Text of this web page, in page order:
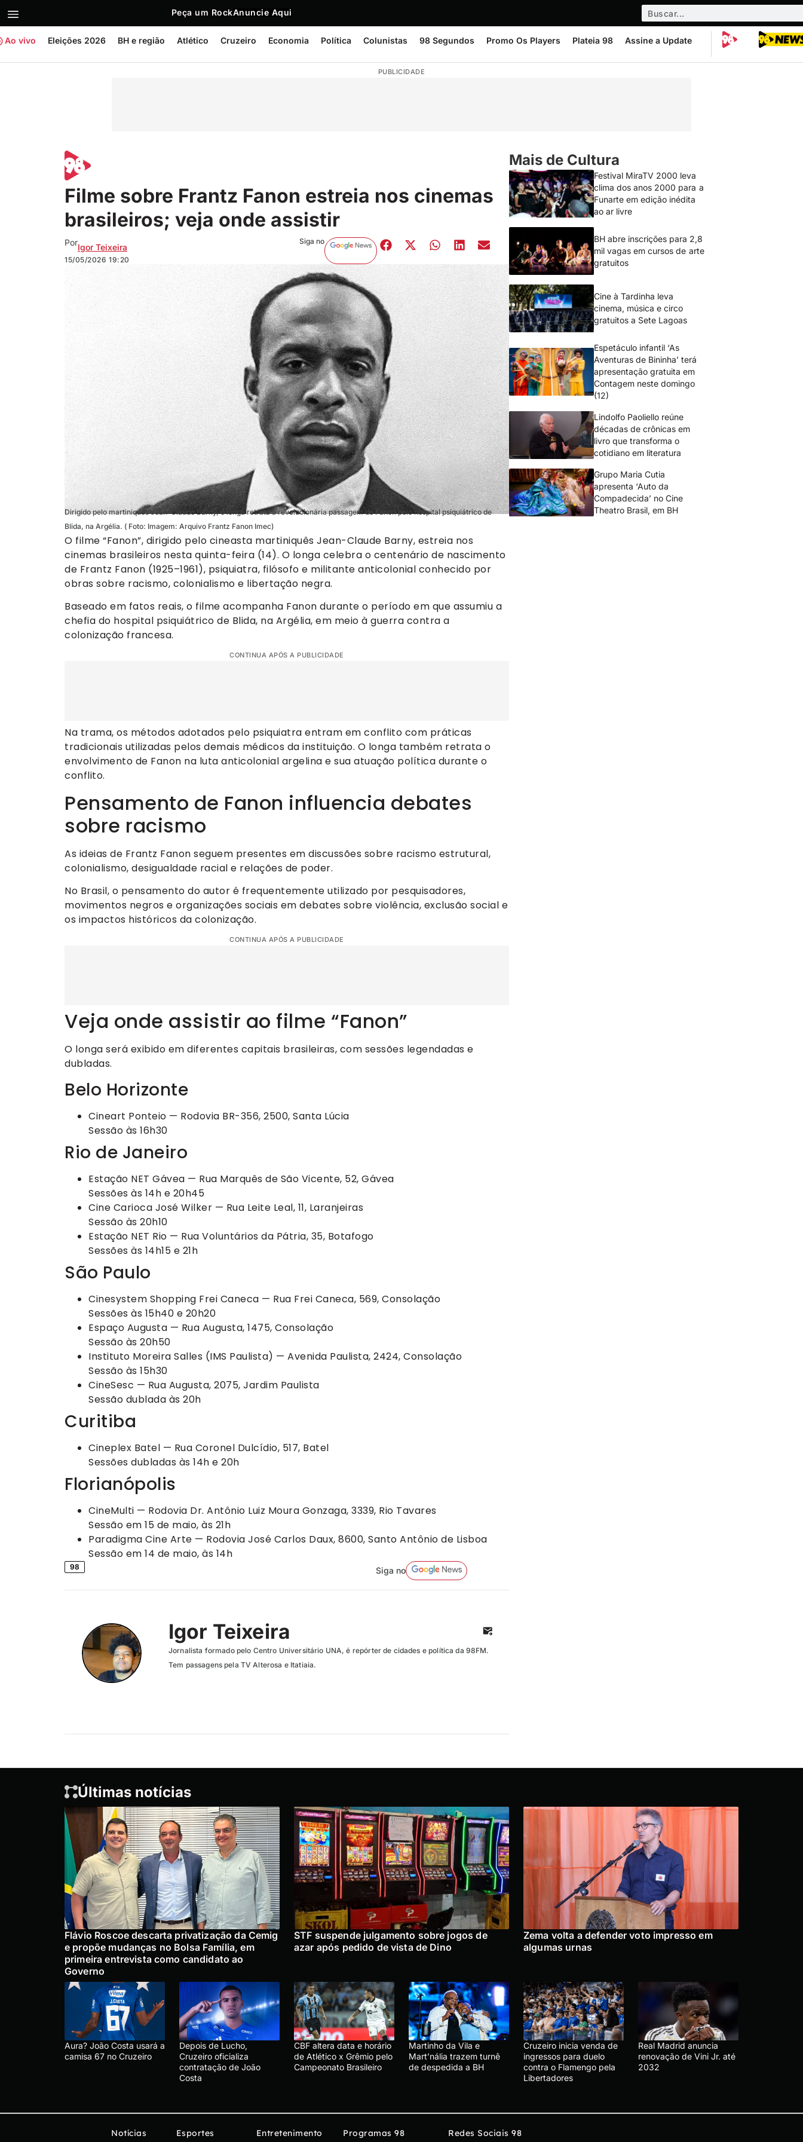
Peça um RockAnuncie Aqui
Ao vivo Eleições 2026 BH e região Atlético Cruzeiro Economia Política Colunistas 98 Segundos Promo Os Players Plateia 98 Assine a Update
PUBLICIDADE
Filme sobre Frantz Fanon estreia nos cinemas
brasileiros; veja onde assistir
PorIgor Teixeira
15/05/2026 19:20
Siga no
Dirigido pelo martiniquês Jean-Claude Barny, o longa retrata a revolucionária passagem de Fanon pelo hospital psiquiátrico de
Blida, na Argélia. ( Foto: Imagem: Arquivo Frantz Fanon Imec)
O filme “Fanon”, dirigido pelo cineasta martiniquês Jean-Claude Barny, estreia nos
cinemas brasileiros nesta quinta-feira (14). O longa celebra o centenário de nascimento
de Frantz Fanon (1925–1961), psiquiatra, filósofo e militante anticolonial conhecido por
obras sobre racismo, colonialismo e libertação negra.
Baseado em fatos reais, o filme acompanha Fanon durante o período em que assumiu a
chefia do hospital psiquiátrico de Blida, na Argélia, em meio à guerra contra a
colonização francesa.
CONTINUA APÓS A PUBLICIDADE
Na trama, os métodos adotados pelo psiquiatra entram em conflito com práticas
tradicionais utilizadas pelos demais médicos da instituição. O longa também retrata o
envolvimento de Fanon na luta anticolonial argelina e sua atuação política durante o
conflito.
Pensamento de Fanon influencia debates
sobre racismo
As ideias de Frantz Fanon seguem presentes em discussões sobre racismo estrutural,
colonialismo, desigualdade racial e relações de poder.
No Brasil, o pensamento do autor é frequentemente utilizado por pesquisadores,
movimentos negros e organizações sociais em debates sobre violência, exclusão social e
os impactos históricos da colonização.
CONTINUA APÓS A PUBLICIDADE
Veja onde assistir ao filme “Fanon”
O longa será exibido em diferentes capitais brasileiras, com sessões legendadas e
dubladas.
Belo Horizonte
Cineart Ponteio — Rodovia BR-356, 2500, Santa Lúcia
Sessão às 16h30
Rio de Janeiro
Estação NET Gávea — Rua Marquês de São Vicente, 52, Gávea
Sessões às 14h e 20h45
Cine Carioca José Wilker — Rua Leite Leal, 11, Laranjeiras
Sessão às 20h10
Estação NET Rio — Rua Voluntários da Pátria, 35, Botafogo
Sessões às 14h15 e 21h
São Paulo
Cinesystem Shopping Frei Caneca — Rua Frei Caneca, 569, Consolação
Sessões às 15h40 e 20h20
Espaço Augusta — Rua Augusta, 1475, Consolação
Sessão às 20h50
Instituto Moreira Salles (IMS Paulista) — Avenida Paulista, 2424, Consolação
Sessão às 15h30
CineSesc — Rua Augusta, 2075, Jardim Paulista
Sessão dublada às 20h
Curitiba
Cineplex Batel — Rua Coronel Dulcídio, 517, Batel
Sessões dubladas às 14h e 20h
Florianópolis
CineMulti — Rodovia Dr. Antônio Luiz Moura Gonzaga, 3339, Rio Tavares
Sessão em 15 de maio, às 21h
Paradigma Cine Arte — Rodovia José Carlos Daux, 8600, Santo Antônio de Lisboa
Sessão em 14 de maio, às 14h
98 Siga no
Igor Teixeira
Jornalista formado pelo Centro Universitário UNA, é repórter de cidades e política da 98FM.
Tem passagens pela TV Alterosa e Itatiaia.
Mais de Cultura
Festival MiraTV 2000 leva
clima dos anos 2000 para a
Funarte em edição inédita
ao ar livre
BH abre inscrições para 2,8
mil vagas em cursos de arte
gratuitos
Cine à Tardinha leva
cinema, música e circo
gratuitos a Sete Lagoas
Espetáculo infantil ‘As
Aventuras de Bininha’ terá
apresentação gratuita em
Contagem neste domingo
(12)
Lindolfo Paoliello reúne
décadas de crônicas em
livro que transforma o
cotidiano em literatura
Grupo Maria Cutia
apresenta ‘Auto da
Compadecida’ no Cine
Theatro Brasil, em BH
Últimas notícias
Flávio Roscoe descarta privatização da Cemig
e propõe mudanças no Bolsa Família, em
primeira entrevista como candidato ao
Governo
STF suspende julgamento sobre jogos de
azar após pedido de vista de Dino
Zema volta a defender voto impresso em
algumas urnas
Aura? João Costa usará a
camisa 67 no Cruzeiro
Depois de Lucho,
Cruzeiro oficializa
contratação de João
Costa
CBF altera data e horário
de Atlético x Grêmio pelo
Campeonato Brasileiro
Martinho da Vila e
Mart’nália trazem turnê
de despedida a BH
Cruzeiro inicia venda de
ingressos para duelo
contra o Flamengo pela
Libertadores
Real Madrid anuncia
renovação de Vini Jr. até
2032
Notícias Esportes Entretenimento Programas 98 Redes Sociais 98